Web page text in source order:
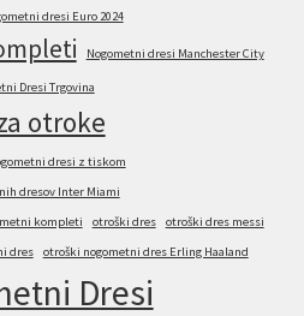
dresi Euro 2024
Nogometni dresi Manchester City
Dresi Trgovina
otroke
dresi z tiskom
dresov Inter Miami
kompleti otroški dres
otroški dres messi
dres otroški nogometni dres Erling Haaland
Dresi